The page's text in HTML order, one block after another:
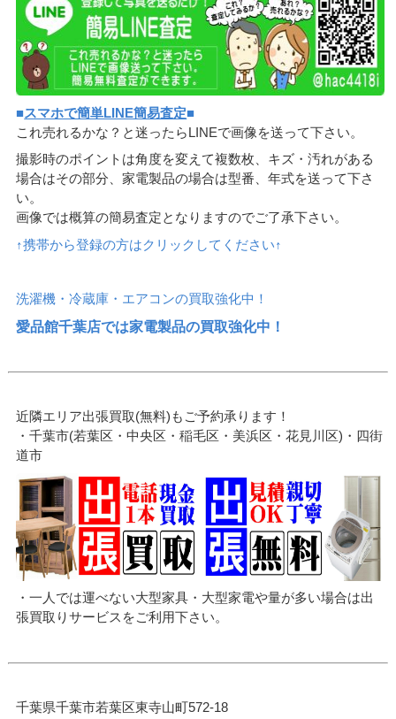
■スマホで簡単LINE簡易査定■
これ売れるかな？と迷ったらLINEで画像を送って下さい。
撮影時のポイントは角度を変えて複数枚、キズ・汚れがある
場合はその部分、家電製品の場合は型番、年式を送って下さ
い。
画像では概算の簡易査定となりますのでご了承下さい。
↑携帯から登録の方はクリックしてください↑
洗濯機・冷蔵庫・エアコンの買取強化中！
愛品館千葉店では家電製品の買取強化中！
近隣エリア出張買取(無料)もご予約承ります！
・千葉市(若葉区・中央区・稲毛区・美浜区・花見川区)・四街
道市
・一人では運べない大型家具・大型家電や量が多い場合は出
張買取りサービスをご利用下さい。
千葉県千葉市若葉区東寺山町572-18